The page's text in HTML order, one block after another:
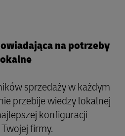
na potrzeby
sprzedaży w każdym
przebije wiedzy lokalnej
konfiguracji
firmy.